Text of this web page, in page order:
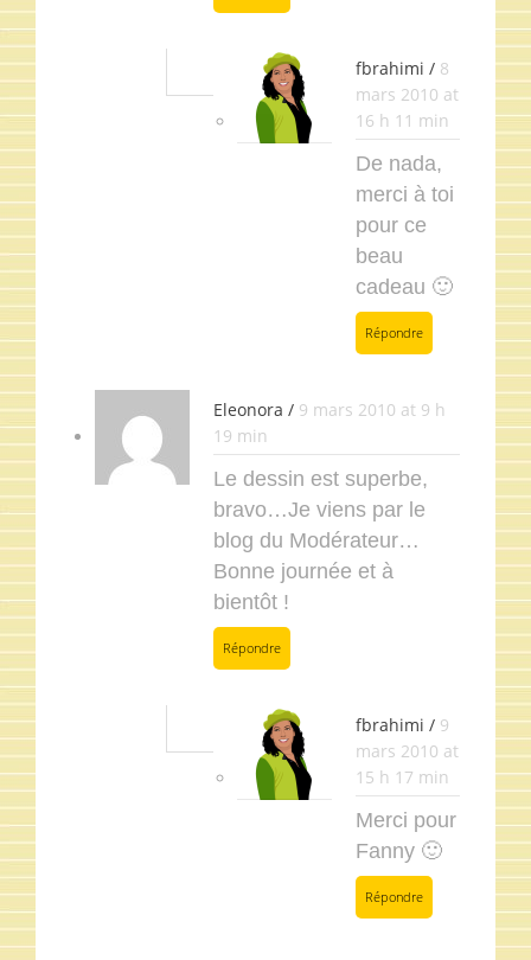
fbrahimi / 8
mars 2010 at
16 h 11 min
De nada,
merci à toi
pour ce
beau
cadeau 🙂
Répondre
Eleonora / 9 mars 2010 at 9 h
19 min
Le dessin est superbe,
bravo…Je viens par le
blog du Modérateur…
Bonne journée et à
bientôt !
Répondre
fbrahimi / 9
mars 2010 at
15 h 17 min
Merci pour
Fanny 🙂
Répondre